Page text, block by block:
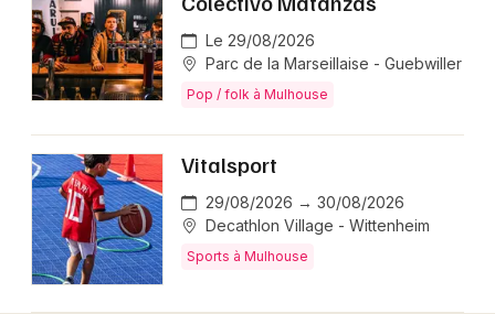
Le 29/08/2026
Parc de la Marseillaise - Guebwiller
Pop / folk à Mulhouse
Vitalsport
29/08/2026 → 30/08/2026
Decathlon Village - Wittenheim
Sports à Mulhouse